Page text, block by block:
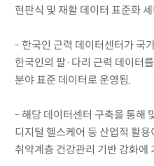
현판식 및 재활 데이터 표준화
- 한국인 근력 데이터센터가 국
한국인의 팔·다리 근력 데이터
분야 표준 데이터로 운영됨.
- 해당 데이터센터 구축을 통해
디지털 헬스케어 등 산업적 활
취약계층 건강관리 기반 강화에